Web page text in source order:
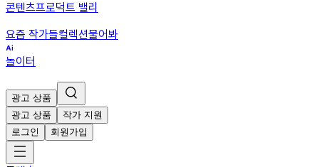
콘텐츠프로덕트 밸리
요즘 작가들컬렉션물어봐
놀이터
광고 상품
광고 상품
작가 지원
로그인
회원가입